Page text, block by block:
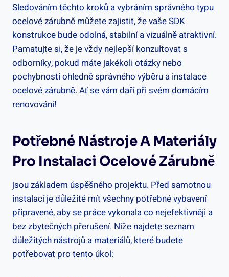
Sledováním těchto kroků a vybráním správného typu
ocelové zárubně můžete zajistit, že vaše SDK
konstrukce bude odolná, stabilní a vizuálně atraktivní.
Pamatujte si, že je vždy nejlepší konzultovat s
odborníky, pokud máte jakékoli otázky nebo
pochybnosti ohledně správného výběru a instalace
ocelové zárubně. Ať se vám daří při svém domácím
renovování!
Potřebné Nástroje A Materiály
Pro Instalaci Ocelové Zárubně
jsou základem úspěšného projektu. Před samotnou
instalací je důležité mít všechny potřebné vybavení
připravené, aby se práce vykonala co nejefektivněji a
bez zbytečných přerušení. Níže najdete seznam
důležitých nástrojů a materiálů, které budete
potřebovat pro tento úkol: